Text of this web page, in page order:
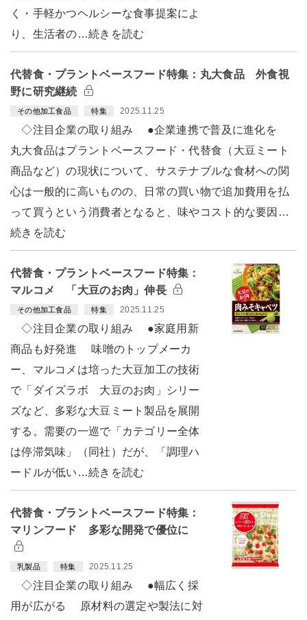
く・手軽かつヘルシーな食事提案によ
り、生活者の…続きを読む
代替食・プラントベースフード特集：丸大食品 外食視
野に研究継続
その他加工食品 特集 2025.11.25
◇注目企業の取り組み ●企業連携で普及に進化を
丸大食品はプラントベースフード・代替食（大豆ミート
商品など）の現状について、サステナブルな食材への関
心は一般的に高いものの、日常の買い物で追加費用を払
って買うという消費者となると、味やコスト的な要因…
続きを読む
代替食・プラントベースフード特集：
マルコメ 「大豆のお肉」伸長
その他加工食品 特集 2025.11.25
◇注目企業の取り組み ●家庭用新
商品も好発進 味噌のトップメーカ
ー、マルコメは培った大豆加工の技術
で「ダイズラボ 大豆のお肉」シリー
ズなど、多彩な大豆ミート製品を展開
する。需要の一巡で「カテゴリー全体
は停滞気味」（同社）だが、「調理ハ
ードルが低い…続きを読む
代替食・プラントベースフード特集：
マリンフード 多彩な開発で優位に
乳製品 特集 2025.11.25
◇注目企業の取り組み ●幅広く採
用が広がる 原材料の選定や製法に対